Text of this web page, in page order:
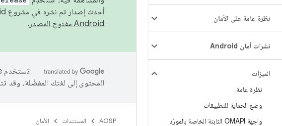
نظرة عامة على الأمان
نشرات أمان Android
الميزات
نظرة عامة
وضع الحماية للتطبيقات
واجهة OMAPI الثابتة الخاصة بالمورّد
أحدث إصدار تم نشره في مشروع Android مفتوح المصدر. لمزيد من المعلومات، يُرجى الاطّلاع على
Android مفتوح المصدر
.
المحتوى إلى لغتك المفضّلة، وقد
AOSP المستندات الأمان